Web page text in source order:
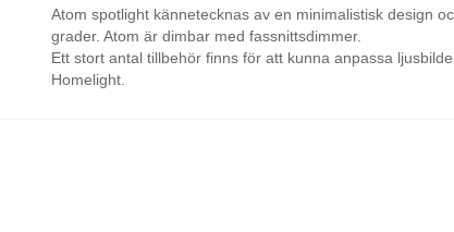
Atom spotlight kännetecknas av en minimalistisk design
grader. Atom är dimbar med fassnittsdimmer.
Ett stort antal tillbehör finns för att kunna anpassa
Homelight.